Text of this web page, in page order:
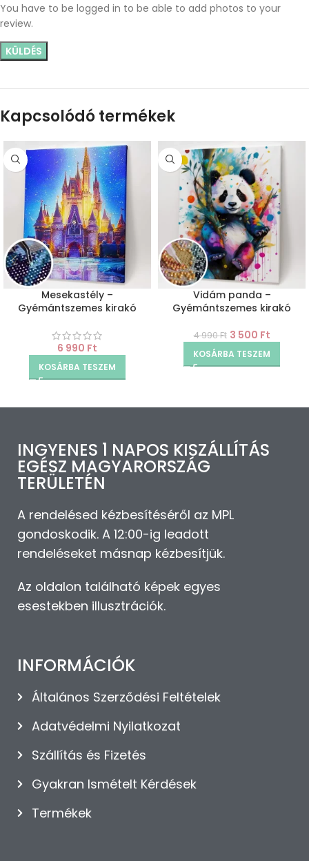
You have to be logged in to be able to add photos to your
review.
Kapcsolódó termékek
Mesekastély –
Gyémántszemes kirakó
6 990 Ft
KOSÁRBA TESZEM
Vidám panda –
Gyémántszemes kirakó
4 990Ft 3 500 Ft
KOSÁRBA TESZEM
INGYENES 1 NAPOS KISZÁLLÍTÁS
EGÉSZ MAGYARORSZÁG
TERÜLETÉN
A rendelésed kézbesítéséről az MPL
gondoskodik. A 12:00-ig leadott
rendeléseket másnap kézbesítjük.
Az oldalon található képek egyes
esestekben illusztrációk.
INFORMÁCIÓK
Általános Szerződési Feltételek
Adatvédelmi Nyilatkozat
Szállítás és Fizetés
Gyakran Ismételt Kérdések
Termékek